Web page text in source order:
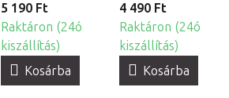
5 190 Ft
Raktáron (24ó
kiszállítás)
Kosárba
4 490 Ft
Raktáron (24ó
kiszállítás)
Kosárba